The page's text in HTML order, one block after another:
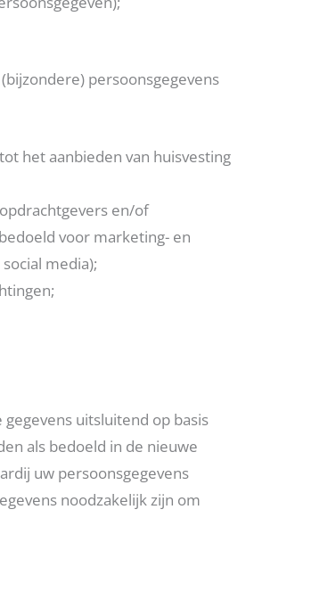
persoonsgegevens
het aanbieden van huisvesting
en/of
voor marketing- en
media);
uitsluitend op basis
als bedoeld in de nieuwe
uw persoonsgegevens
noodzakelijk zijn om